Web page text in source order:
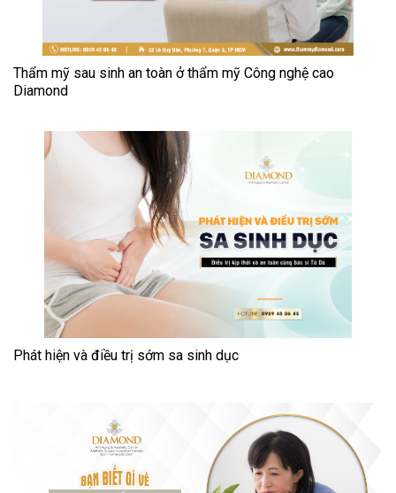
Thẩm mỹ sau sinh an toàn ở thẩm mỹ Công nghệ cao
Diamond
Phát hiện và điều trị sớm sa sinh dục